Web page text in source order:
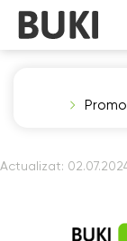
Actualizat: